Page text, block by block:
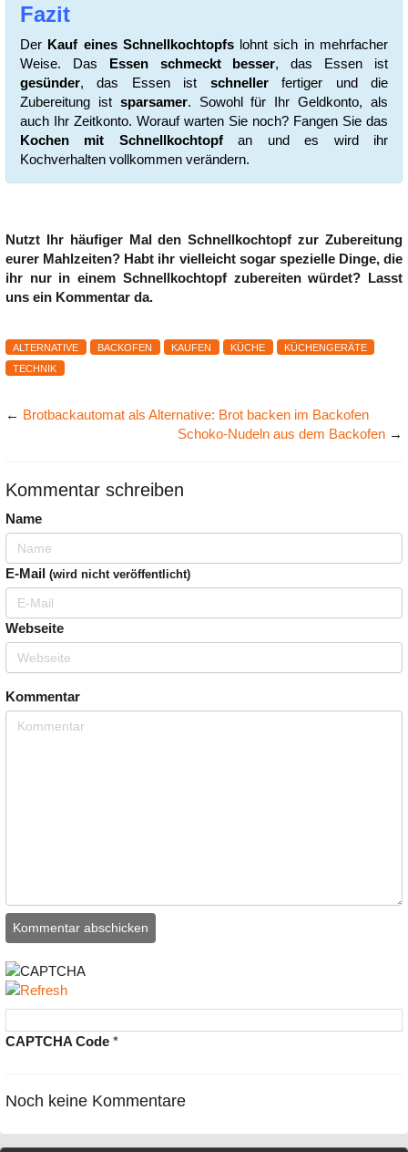
Fazit
Der Kauf eines Schnellkochtopfslohnt sich in mehrfacher
Weise. Das Essen schmeckt besser, das Essen ist
gesünder, das Essen ist schnellerfertiger und die
Zubereitung ist sparsamer. Sowohl für Ihr Geldkonto, als
auch Ihr Zeitkonto. Worauf warten Sie noch? Fangen Sie das
Kochen mit Schnellkochtopfan und es wird ihr
Kochverhalten vollkommen verändern.
Nutzt Ihr häufiger Mal den Schnellkochtopf zur Zubereitung
eurer Mahlzeiten? Habt ihr vielleicht sogar spezielle Dinge, die
ihr nur in einem Schnellkochtopf zubereitenwürdet? Lasst
uns ein Kommentar da.
ALTERNATIVE BACKOFEN KAUFEN KÜCHE
KÜCHENGERÄTE
TECHNIK
← Brotbackautomat als Alternative: Brot backen im Backofen
Schoko-Nudeln aus dem Backofen →
Kommentar schreiben
Name
E-Mail (wird nicht veröffentlicht)
Webseite
Kommentar
CAPTCHA Code *
Noch keine Kommentare